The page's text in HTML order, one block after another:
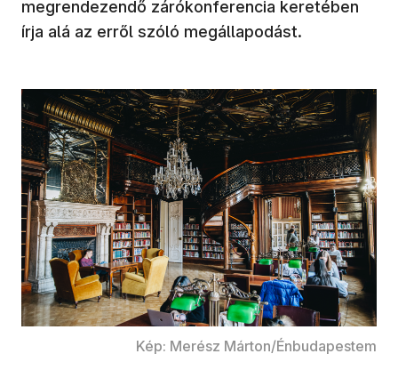
megrendezendő zárókonferencia keretében
írja alá az erről szóló megállapodást.
Kép: Merész Márton/Énbudapestem